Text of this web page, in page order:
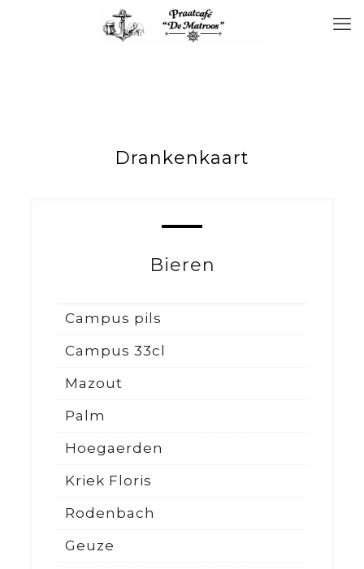
Drankenkaart
Bieren
Campus pils
Campus 33cl
Mazout
Palm
Hoegaerden
Kriek Floris
Rodenbach
Geuze